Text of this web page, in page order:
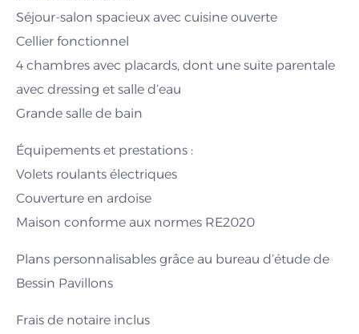
Séjour-salon spacieux avec cuisine ouverte
Cellier fonctionnel
4 chambres avec placards, dont une suite parentale
avec dressing et salle d’eau
Grande salle de bain
Équipements et prestations :
Volets roulants électriques
Couverture en ardoise
Maison conforme aux normes RE2020
Plans personnalisables grâce au bureau d’étude de
Bessin Pavillons
Frais de notaire inclus